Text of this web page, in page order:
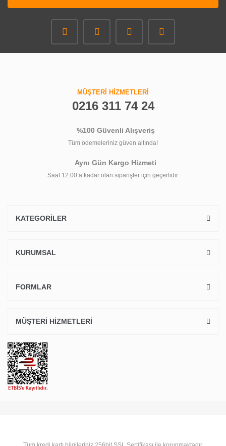
MÜŞTERİ HİZMETLERİ
0216 311 74 24
%100 Güvenli Alışveriş
Tüm ödemeleriniz güven altında!
Aynı Gün Kargo Hizmeti
Saat 12:00’a kadar olan siparişler için geçerlidir.
KATEGORİLER
KURUMSAL
FORMLAR
MÜŞTERİ HİZMETLERİ